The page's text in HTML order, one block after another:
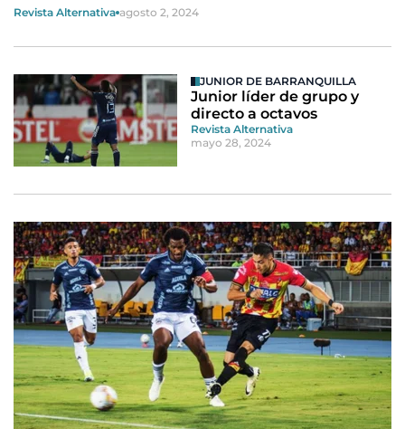
Revista Alternativa agosto 2, 2024
JUNIOR DE BARRANQUILLA
Junior líder de grupo y
directo a octavos
Revista Alternativa
mayo 28, 2024